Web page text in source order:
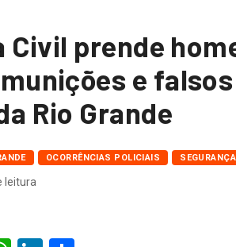
Civil prende
e
Rio Grande
OCORRÊNCIAS POLICIAIS SEGURANÇA
leitura